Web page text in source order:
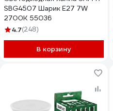
SBG4507 Шарик E27 7W
2700K 55036
4.7(248)
В корзину